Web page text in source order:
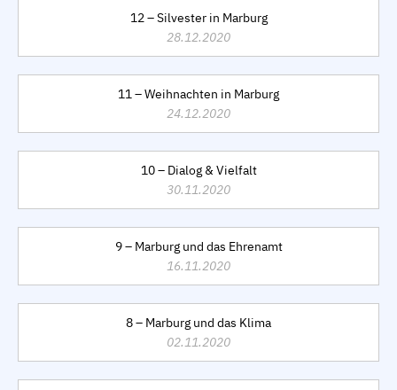
12 – Silvester in Marburg
28.12.2020
11 – Weihnachten in Marburg
24.12.2020
10 – Dialog & Vielfalt
30.11.2020
9 – Marburg und das Ehrenamt
16.11.2020
8 – Marburg und das Klima
02.11.2020